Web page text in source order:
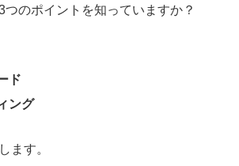
のポイントを知っていますか？
ド
ング
ます。